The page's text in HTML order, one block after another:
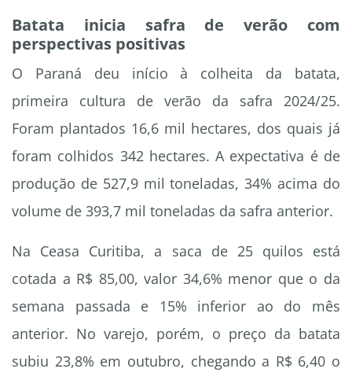
Batata inicia safra de verão com
perspectivas positivas
O Paraná deu início à colheita da batata,
primeira cultura de verão da safra 2024/25.
Foram plantados 16,6 mil hectares, dos quais já
foram colhidos 342 hectares. A expectativa é de
produção de 527,9 mil toneladas, 34% acima do
volume de 393,7 mil toneladas da safra anterior.
Na Ceasa Curitiba, a saca de 25 quilos está
cotada a R$ 85,00, valor 34,6% menor que o da
semana passada e 15% inferior ao do mês
anterior. No varejo, porém, o preço da batata
subiu 23,8% em outubro, chegando a R$ 6,40 o